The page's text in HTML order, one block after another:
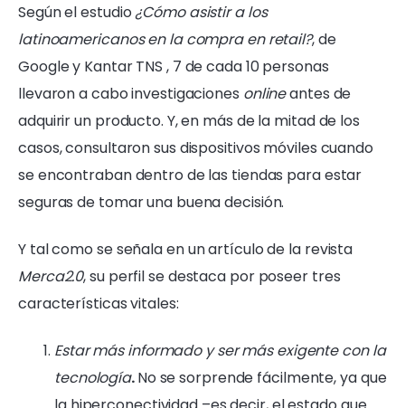
Según el estudio¿Cómo asistir a los
latinoamericanos en la compra en retail?, de
Google y Kantar TNS , 7 de cada 10 personas
llevaron a cabo investigaciones onlineantes de
adquirir un producto. Y, en más de la mitad de los
casos, consultaron sus dispositivos móviles cuando
se encontraban dentro de las tiendas para estar
seguras de tomar una buena decisión.
Y tal como se señala enun artículode la revista
Merca2.0, su perfil se destaca por poseer tres
características vitales:
Estar más informado y ser más exigente con la
tecnología.No se sorprende fácilmente, ya que